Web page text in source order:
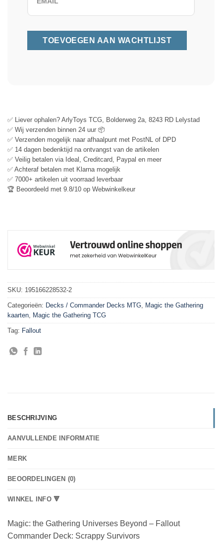
✅ Liever ophalen? ArlyToys TCG, Bolderweg 2a, 8243 RD Lelystad
✅ Wij verzenden binnen 24 uur 📦
✅ Verzenden mogelijk naar afhaalpunt met PostNL of DPD
✅ 14 dagen bedenktijd na ontvangst van de artikelen
✅ Veilig betalen via Ideal, Creditcard, Paypal en meer
✅ Achteraf betalen met Klarna mogelijk
✅ 7000+ artikelen uit voorraad leverbaar
🏆 Beoordeeld met 9.8/10 op Webwinkelkeur
SKU: 195166228532-2
Categorieën: Decks / Commander Decks MTG
Magic the Gathering
kaarten
Magic the Gathering TCG
Tag: Fallout
BESCHRIJVING
AANVULLENDE INFORMATIE
MERK
BEOORDELINGEN (0)
WINKEL INFO 🔻
Magic: the Gathering Universes Beyond – Fallout
Commander Deck: Scrappy Survivors